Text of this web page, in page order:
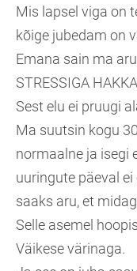
Mis lapsel viga on
kõige jubedam on
Emana sain ma
STRESSIGA
Sest elu ei pruugi
Ma suutsin kogu
normaalne ja isegi
uuringute päeval
saaks aru, et
Selle asemel
Väikese värinaga.